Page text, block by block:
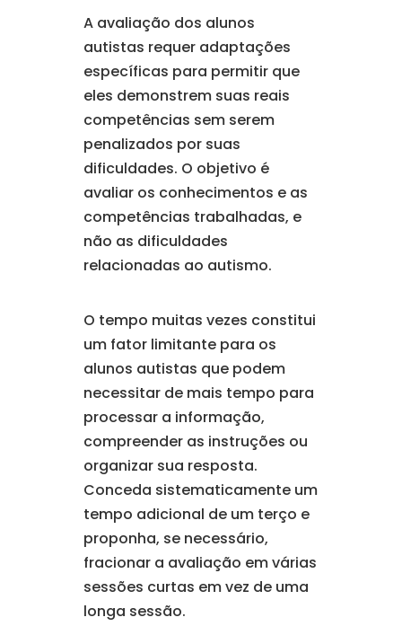
A avaliação dos alunos
autistas requer adaptações
específicas para permitir que
eles demonstrem suas reais
competências sem serem
penalizados por suas
dificuldades. O objetivo é
avaliar os conhecimentos e as
competências trabalhadas, e
não as dificuldades
relacionadas ao autismo.
O tempo muitas vezes constitui
um fator limitante para os
alunos autistas que podem
necessitar de mais tempo para
processar a informação,
compreender as instruções ou
organizar sua resposta.
Conceda sistematicamente um
tempo adicional de um terço e
proponha, se necessário,
fracionar a avaliação em várias
sessões curtas em vez de uma
longa sessão.